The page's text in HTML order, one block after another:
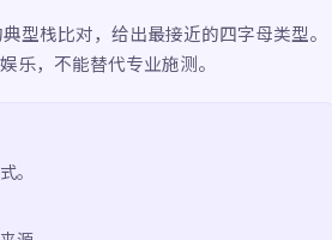
型栈比对，给出最接近的四字母类型。
乐，不能替代专业施测。
。